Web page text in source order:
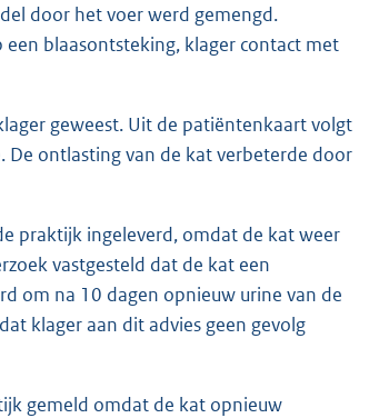
door het voer werd gemengd.
blaasontsteking, klager contact met
geweest. Uit de patiëntenkaart volgt
De ontlasting van de kat verbeterde door
praktijk ingeleverd, omdat de kat weer
vastgesteld dat de kat een
om na 10 dagen opnieuw urine van de
klager aan dit advies geen gevolg
gemeld omdat de kat opnieuw